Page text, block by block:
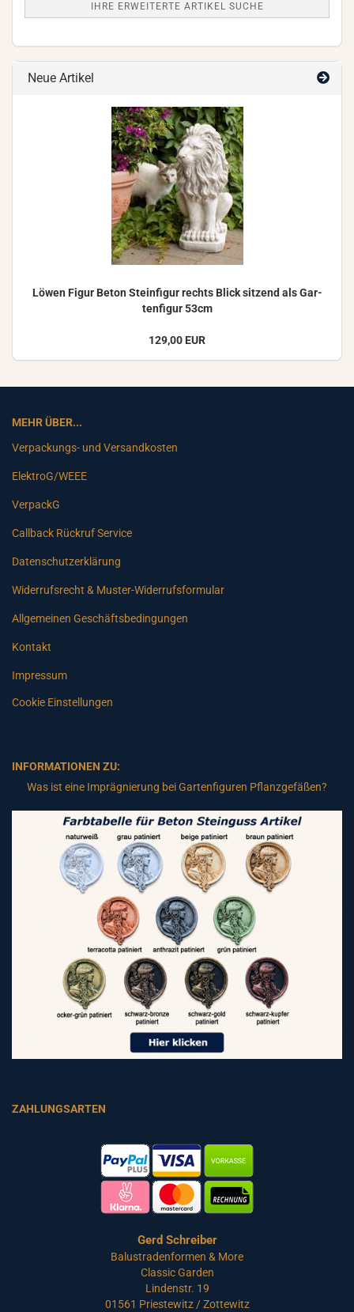
IHRE ERWEITERTE ARTIKEL SUCHE
Neue Artikel
Löwen Figur Beton Stein­fi­gur rechts Blick sit­zend als Gar­
ten­fi­gur 53cm
129,00 EUR
MEHR ÜBER...
Verpackungs- und Versandkosten
ElektroG/WEEE
VerpackG
Callback Rückruf Service
Datenschutzerklärung
Widerrufsrecht & Muster-Widerrufsformular
Allgemeinen Geschäftsbedingungen
Kontakt
Impressum
Cookie Einstellungen
INFORMATIONEN ZU:
Was ist eine Imprägnierung bei Gartenfiguren Pflanzgefäßen?
ZAHLUNGSARTEN
Gerd Schreiber
Balustradenformen & More
Classic Garden
Lindenstr. 19
01561 Priestewitz / Zottewitz